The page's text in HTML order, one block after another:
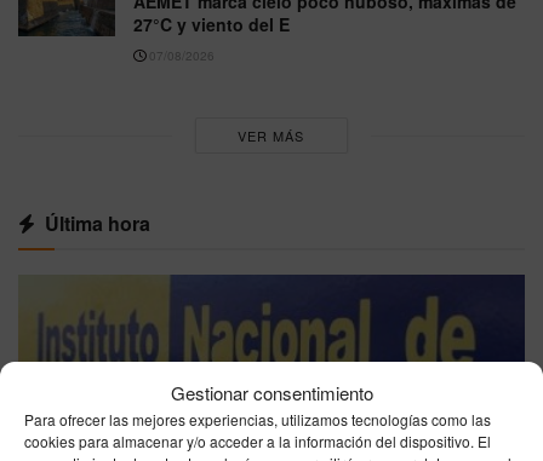
Gestionar consentimiento
Para ofrecer las mejores experiencias, utilizamos tecnologías como las
cookies para almacenar y/o acceder a la información del dispositivo. El
27°C y viento del E
07/08/2026
VER MÁS
Última hora